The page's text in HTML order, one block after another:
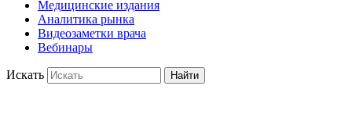
Медицинские издания
Аналитика рынка
Видеозаметки врача
Вебинары
Искать Найти